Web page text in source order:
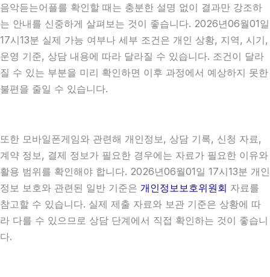
음악듣는어플를 확인할 때는 충분한 설명 없이 결과만 강조하
는 안내를 신중하게 살펴보는 것이 좋습니다. 2026년06월01일
17시13분 실제 가능 여부나 세부 조건은 개인 상황, 지역, 시기,
운영 기준, 상담 내용에 따라 달라질 수 있습니다. 조건이 달라
질 수 있는 부분을 미리 확인하면 이후 과정에서 예상하지 못한
불편을 줄일 수 있습니다.
또한 모바일폰게임와 관련해 개인정보, 상담 기록, 신청 자료,
계약 정보, 결제 정보가 필요한 경우에는 자료가 필요한 이유와
활용 범위를 확인해야 합니다. 2026년06월01일 17시13분 개인
정보 보호와 관련된 일반 기준은 개인정보보호위원회 자료를
참고할 수 있습니다. 실제 제출 자료와 보관 기준은 상황에 따
라 다를 수 있으므로 상담 단계에서 직접 확인하는 것이 좋습니
다.